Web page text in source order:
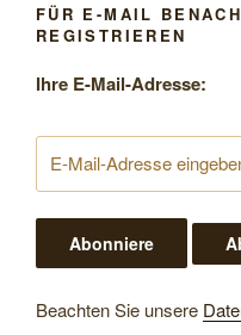
und
Krafttraining“
FÜR E-MAIL
REGISTRIEREN
Ihre E-Mail-Adresse:
Beachten Sie unsere